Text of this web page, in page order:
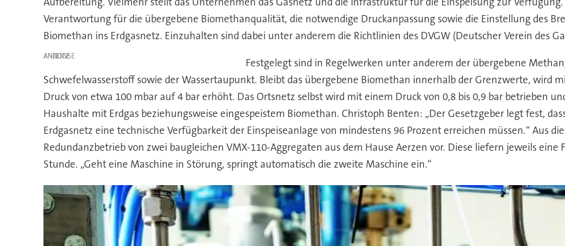
Verantwortung für die übergebene Biomethanqualität, die notwendige Druckanpassung sowie die Einstellung des
Biomethan ins Erdgasnetz. Einzuhalten sind dabei unter anderem die Richtlinien des DVGW (Deutscher Verein des
ANZEIGE
Festgelegt sind in Regelwerken unter anderem der übergebene
Schwefelwasserstoff sowie der Wassertaupunkt. Bleibt das übergebene Biomethan innerhalb der Grenzwerte, wird
Druck von etwa 100 mbar auf 4 bar erhöht. Das Ortsnetz selbst wird mit einem Druck von 0,8 bis 0,9 bar betrieben
Haushalte mit Erdgas beziehungsweise eingespeistem Biomethan. Christoph Benten: „Der Gesetzgeber legt fest,
Erdgasnetz eine technische Verfügbarkeit der Einspeiseanlage von mindestens 96 Prozent erreichen müssen.“ Aus
Redundanzbetrieb von zwei baugleichen VMX-110-Aggregaten aus dem Hause Aerzen vor. Diese liefern jeweils
Stunde. „Geht eine Maschine in Störung, springt automatisch die zweite Maschine ein.“